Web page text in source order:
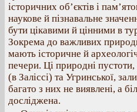
історичних об’єктів і
наукове й пізнавальне
бути цікавими й цінними в
Зокрема до важливих
мають історичне й
печери. Ці природні
(в Заліссі) та Угринської,
багато з них не виявлені, а
досліджена.